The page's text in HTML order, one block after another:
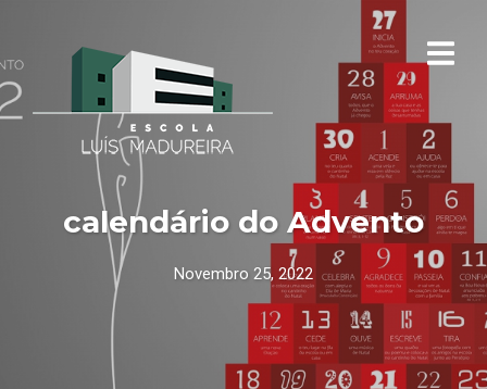
calendário do Advento
Novembro 25, 2022